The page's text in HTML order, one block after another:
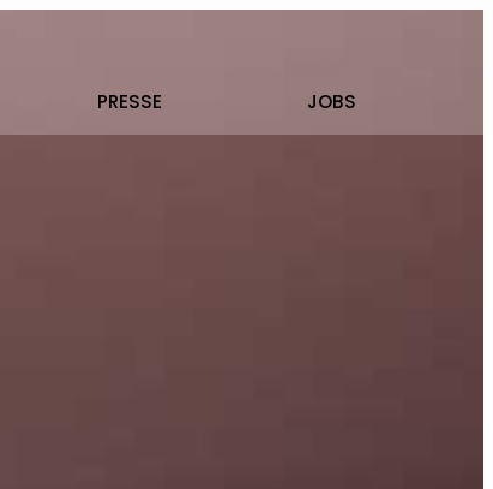
PRESSE JOBS